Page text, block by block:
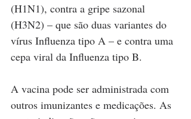
(H1N1), contra a gripe sazonal
(H3N2) – que são duas variantes do
vírus Influenza tipo A – e contra uma
cepa viral da Influenza tipo B.
A vacina pode ser administrada com
outros imunizantes e medicações. As